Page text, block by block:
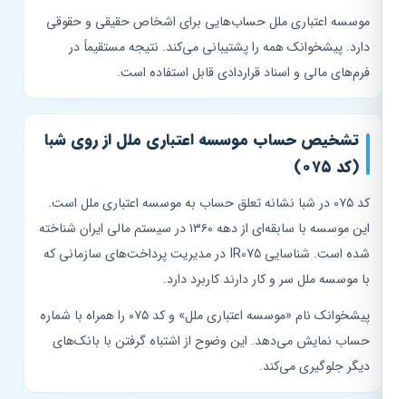
موسسه اعتباری ملل حساب‌هایی برای اشخاص حقیقی و حقوقی
دارد. پیشخوانک همه را پشتیبانی می‌کند. نتیجه مستقیماً در
فرم‌های مالی و اسناد قراردادی قابل استفاده است.
تشخیص حساب موسسه اعتباری ملل از روی شبا
(کد ۰۷۵)
کد ۰۷۵ در شبا نشانه تعلق حساب به موسسه اعتباری ملل است.
این موسسه با سابقه‌ای از دهه ۱۳۶۰ در سیستم مالی ایران شناخته
شده است. شناسایی IR075 در مدیریت پرداخت‌های سازمانی که
با موسسه ملل سر و کار دارند کاربرد دارد.
پیشخوانک نام «موسسه اعتباری ملل» و کد ۰۷۵ را همراه با شماره
حساب نمایش می‌دهد. این وضوح از اشتباه گرفتن با بانک‌های
دیگر جلوگیری می‌کند.